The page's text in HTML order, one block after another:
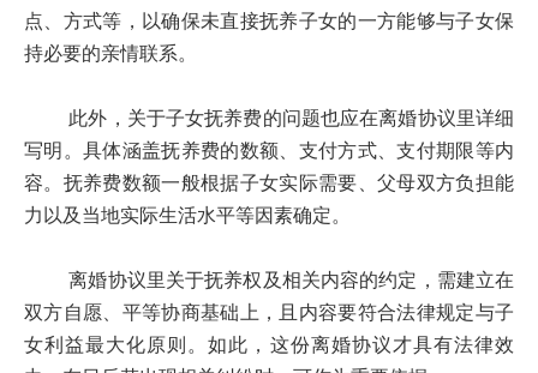
点、方式等，以确保未直接抚养子女的一方能够与子女保
持必要的亲情联系。
此外，关于子女抚养费的问题也应在离婚协议里详细
写明。具体涵盖抚养费的数额、支付方式、支付期限等内
容。抚养费数额一般根据子女实际需要、父母双方负担能
力以及当地实际生活水平等因素确定。
离婚协议里关于抚养权及相关内容的约定，需建立在
双方自愿、平等协商基础上，且内容要符合法律规定与子
女利益最大化原则。如此，这份离婚协议才具有法律效